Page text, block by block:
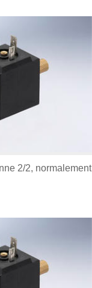
2/2, normalement